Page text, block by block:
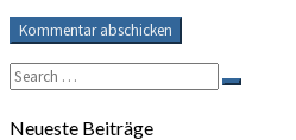
Search
for:
Search
Neueste Beiträge